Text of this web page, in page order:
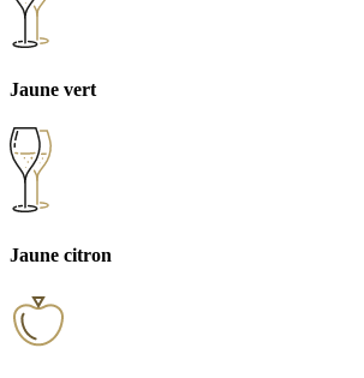
Jaune vert
Jaune citron